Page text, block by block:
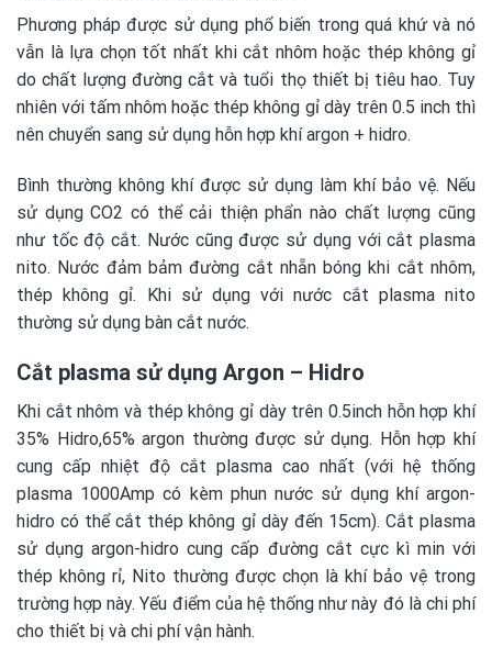
Phương pháp được sử dụng phổ biến trong quá khứ và nó
vẫn là lựa chọn tốt nhất khi cắt nhôm hoặc thép không gỉ
do chất lượng đường cắt và tuổi thọ thiết bị tiêu hao. Tuy
nhiên với tấm nhôm hoặc thép không gỉ dày trên 0.5 inch thì
nên chuyển sang sử dụng hỗn hợp khí argon + hidro.
Bình thường không khí được sử dụng làm khí bảo vệ. Nếu
sử dụng CO2 có thể cải thiện phẩn nào chất lượng cũng
như tốc độ cắt. Nước cũng được sử dụng với cắt plasma
nito. Nước đảm bảm đường cắt nhẵn bóng khi cắt nhôm,
thép không gỉ. Khi sử dụng với nước cắt plasma nito
thường sử dụng bàn cắt nước.
Cắt plasma sử dụng Argon – Hidro
Khi cắt nhôm và thép không gỉ dày trên 0.5inch hỗn hợp khí
35% Hidro,65% argon thường được sử dụng. Hỗn hợp khí
cung cấp nhiệt độ cắt plasma cao nhất (với hệ thống
plasma 1000Amp có kèm phun nước sử dụng khí argon-
hidro có thể cắt thép không gỉ dày đến 15cm). Cắt plasma
sử dụng argon-hidro cung cấp đường cắt cực kì min với
thép không rỉ, Nito thường được chọn là khí bảo vệ trong
trường hợp này. Yếu điểm của hệ thống như này đó là chi phí
cho thiết bị và chi phí vận hành.